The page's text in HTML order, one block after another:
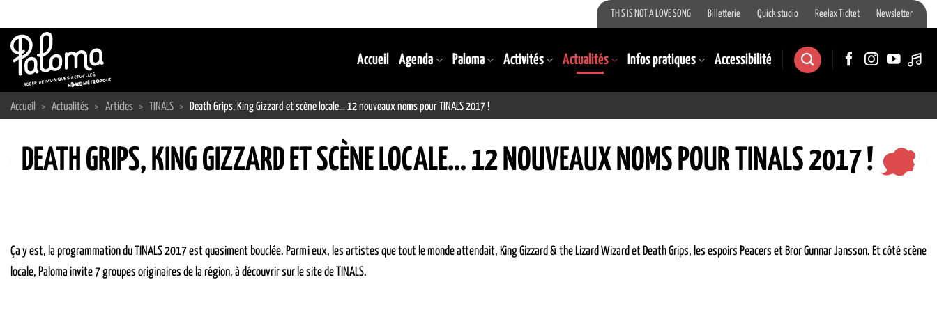
au
contenu
THIS IS NOT A LOVE SONG Billetterie Quick studio Reelax Ticket Newsletter
Accueil Agenda Paloma Activités Actualités Infos pratiques Accessibilité
Accueil > Actualités > Articles > TINALS > Death Grips, King Gizzard et scène locale… 12 nouveaux noms pour TINALS 2017 !
DEATH GRIPS, KING GIZZARD ET SCÈNE LOCALE… 12 NOUVEAUX NOMS POUR TINALS 2017 !
Ça y est, la programmation du TINALS 2017 est quasiment bouclée. Parmi eux, les artistes que tout le monde attendait, King Gizzard & the Lizard Wizard et Death Grips, les espoirs Peacers et Bror Gunnar Jansson. Et côté scène
locale, Paloma invite 7 groupes originaires de la région, à découvrir sur le site de TINALS.